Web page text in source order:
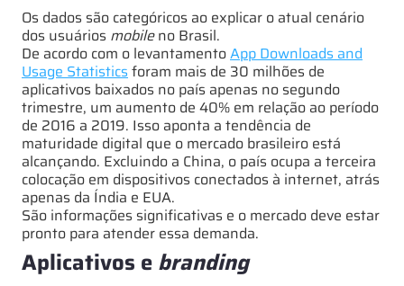
Os dados são categóricos ao explicar o atual cenário
dos usuários mobileno Brasil.
De acordo com o levantamentoApp Downloads and
Usage Statisticsforam mais de 30 milhões de
aplicativos baixados no país apenas no segundo
trimestre, um aumento de 40% em relação ao período
de 2016 a 2019. Isso aponta a tendência de
maturidade digital que o mercado brasileiro está
alcançando. Excluindo a China, o país ocupa a terceira
colocação em dispositivos conectados à internet, atrás
apenas da Índia e EUA.
São informações significativas e o mercado deve estar
pronto para atender essa demanda.
Aplicativos ebranding